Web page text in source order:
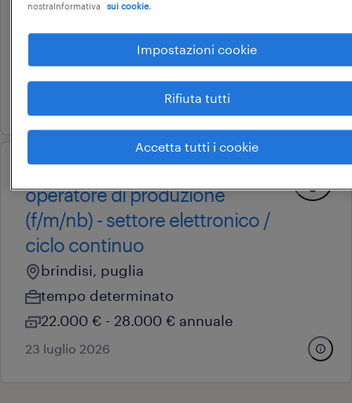
tempo determinato
22.000 € - 28.000 € annuale
operatore di produzione
(f/m/nb) - settore elettronico /
ciclo continuo
brindisi, puglia
tempo determinato
22.000 € - 28.000 € annuale
23 luglio 2026
nostraInformativa
sui cookie.
Impostazioni cookie
Rifiuta tutti
Accetta tutti i cookie